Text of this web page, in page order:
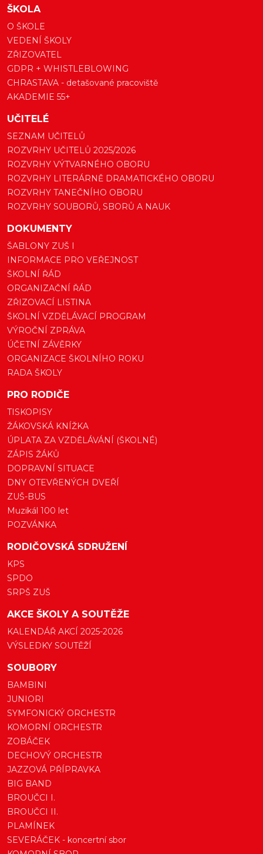
ŠKOLA
O ŠKOLE
VEDENÍ ŠKOLY
ZŘIZOVATEL
GDPR + WHISTLEBLOWING
CHRASTAVA - detašované pracoviště
AKADEMIE 55+
UČITELÉ
SEZNAM UČITELŮ
ROZVRHY UČITELŮ 2025/2026
ROZVRHY VÝTVARNÉHO OBORU
ROZVRHY LITERÁRNĚ DRAMATICKÉHO OBORU
ROZVRHY TANEČNÍHO OBORU
ROZVRHY SOUBORŮ, SBORŮ A NAUK
DOKUMENTY
ŠABLONY ZUŠ I
INFORMACE PRO VEŘEJNOST
ŠKOLNÍ ŘÁD
ORGANIZAČNÍ ŘÁD
ZŘIZOVACÍ LISTINA
ŠKOLNÍ VZDĚLÁVACÍ PROGRAM
VÝROČNÍ ZPRÁVA
ÚČETNÍ ZÁVĚRKY
ORGANIZACE ŠKOLNÍHO ROKU
RADA ŠKOLY
PRO RODIČE
TISKOPISY
ŽÁKOVSKÁ KNÍŽKA
ÚPLATA ZA VZDĚLÁVÁNÍ (ŠKOLNÉ)
ZÁPIS ŽÁKŮ
DOPRAVNÍ SITUACE
DNY OTEVŘENÝCH DVEŘÍ
ZUŠ-BUS
Muzikál 100 let
POZVÁNKA
RODIČOVSKÁ SDRUŽENÍ
KPS
SPDO
SRPŠ ZUŠ
AKCE ŠKOLY A SOUTĚŽE
KALENDÁŘ AKCÍ 2025-2026
VÝSLEDKY SOUTĚŽÍ
SOUBORY
BAMBINI
JUNIORI
SYMFONICKÝ ORCHESTR
KOMORNÍ ORCHESTR
ZOBÁČEK
DECHOVÝ ORCHESTR
JAZZOVÁ PŘÍPRAVKA
BIG BAND
BROUČCI I.
BROUČCI II.
PLAMÍNEK
SEVERÁČEK - koncertní sbor